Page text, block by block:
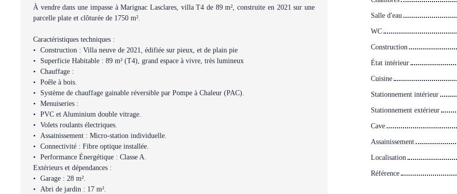
À vendre dans une impasse à Marignac Lasclares, villa T4 de 89 m², construite en 2021 sur une
parcelle plate et clôturée de 1750 m².
Caractéristiques techniques :
Construction : Villa neuve de 2021, édifiée sur pieux, et de plain pie
Superficie Habitable : 89 m² (T4), grand espace à vivre, très lumineux
Chauffage :
Poêle à bois.
Système de chauffage gainable réversible par Pompe à Chaleur (PAC).
Menuiseries :
PVC et Aluminium double vitrage.
Volets roulants électriques.
Assainissement : Micro-station individuelle.
Connectivité : Fibre optique installée.
Performance Énergétique : Classe A.
Extérieurs et dépendances :
Garage : 28 m².
Abri de jardin : 17 m².
Salle d'eau
WC
Construction
État intérieur
Cuisine
Stationnement intérieur
Stationnement extérieur
Cave
Assainissement
Localisation
Référence